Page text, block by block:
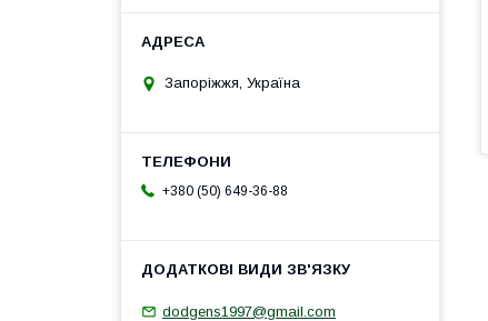
Запоріжжя, Україна
+380 (50) 649-36-88
dodgens1997@gmail.com